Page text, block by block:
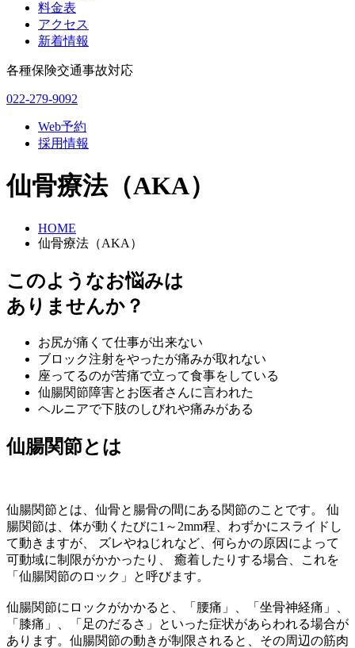
料金表
アクセス
新着情報
各種保険交通事故対応
022-279-9092
Web予約
採用情報
仙骨療法（AKA）
HOME
仙骨療法（AKA）
このようなお悩みは
ありませんか？
お尻が痛くて仕事が出来ない
ブロック注射をやったが痛みが取れない
座ってるのが苦痛で立って食事をしている
仙腸関節障害とお医者さんに言われた
ヘルニアで下肢のしびれや痛みがある
仙腸関節とは
仙腸関節とは、仙骨と腸骨の間にある関節のことです。 仙
腸関節は、体が動くたびに1～2mm程、わずかにスライドし
て動きますが、 ズレやねじれなど、何らかの原因によって
可動域に制限がかかったり、 癒着したりする場合、これを
「仙腸関節のロック」と呼びます。
仙腸関節にロックがかかると、「腰痛」、「坐骨神経痛」、
「膝痛」、「足のだるさ」といった症状があらわれる場合が
あります。仙腸関節の動きが制限されると、その周辺の筋肉